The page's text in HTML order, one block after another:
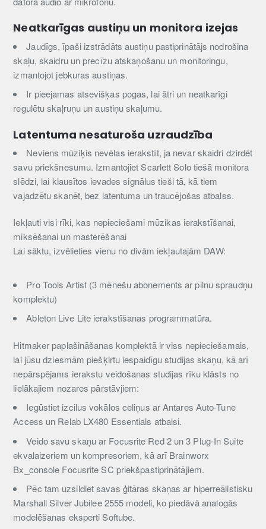
Neatkarīgas austiņu un monitora izejas
Jaudīgs, īpaši izstrādāts austiņu pastiprinātājs nodrošina
skaļu, skaidru un precīzu atskaņošanu un monitoringu,
izmantojot jebkuras austiņas.
Ir pieejamas atsevišķas pogas, lai ātri un neatkarīgi
regulētu skaļruņu un austiņu skaļumu.
Latentuma nesaturoša uzraudzība
Neviens mūziķis nevēlas ierakstīt, ja nevar skaidri dzirdēt
savu priekšnesumu. Izmantojiet Scarlett Solo tiešā monitora
slēdzi, lai klausītos ievades signālus tieši tā, kā tiem
vajadzētu skanēt, bez latentuma un traucējošas atbalss.
Iekļauti visi rīki, kas nepieciešami mūzikas ierakstīšanai,
miksēšanai un masterēšanai
Lai sāktu, izvēlieties vienu no divām iekļautajām DAW:
Pro Tools Artist (3 mēnešu abonements ar pilnu spraudņu
komplektu)
Ableton Live Lite ierakstīšanas programmatūra.
Hitmaker paplašināšanas komplektā ir viss nepieciešamais,
lai jūsu dziesmām piešķirtu iespaidīgu studijas skaņu, kā arī
nepārspējams ierakstu veidošanas studijas rīku klāsts no
lielākajiem nozares pārstāvjiem:
Iegūstiet izcilus vokālos celiņus ar Antares Auto-Tune
Access un Relab LX480 Essentials atbalsi.
Veido savu skaņu ar Focusrite Red 2 un 3 Plug-In Suite
ekvalaizeriem un kompresoriem, kā arī Brainworx
Bx_console Focusrite SC priekšpastiprinātājiem.
Pēc tam uzsildiet savas ģitāras skaņas ar hiperreālistisku
Marshall Silver Jubilee 2555 modeli, ko piedāvā analogās
modelēšanas eksperti Softube.